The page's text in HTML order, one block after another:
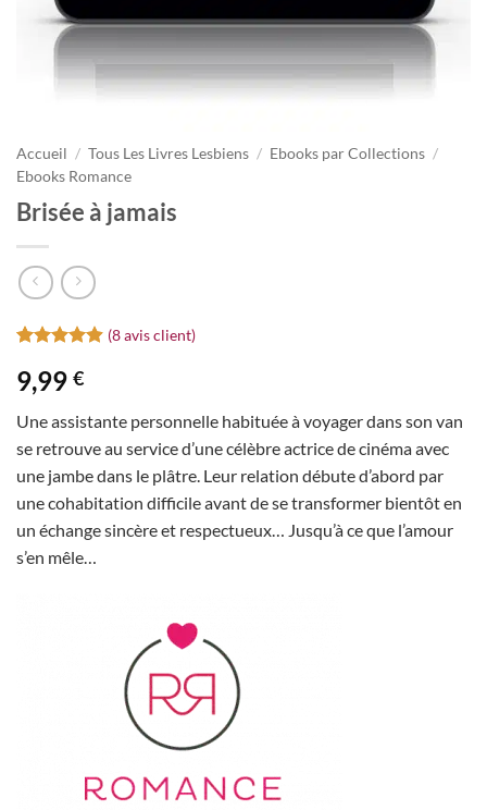
Accueil / Tous Les Livres Lesbiens / Ebooks par Collections /
Ebooks Romance
Brisée à jamais
sur 5 basé
sur
notations
client
(8avis client)
9,99 €
Une assistante personnelle habituée à voyager dans son van
se retrouve au service d’une célèbre actrice de cinéma avec
une jambe dans le plâtre. Leur relation débute d’abord par
une cohabitation difficile avant de se transformer bientôt en
un échange sincère et respectueux… Jusqu’à ce que l’amour
s’en mêle…